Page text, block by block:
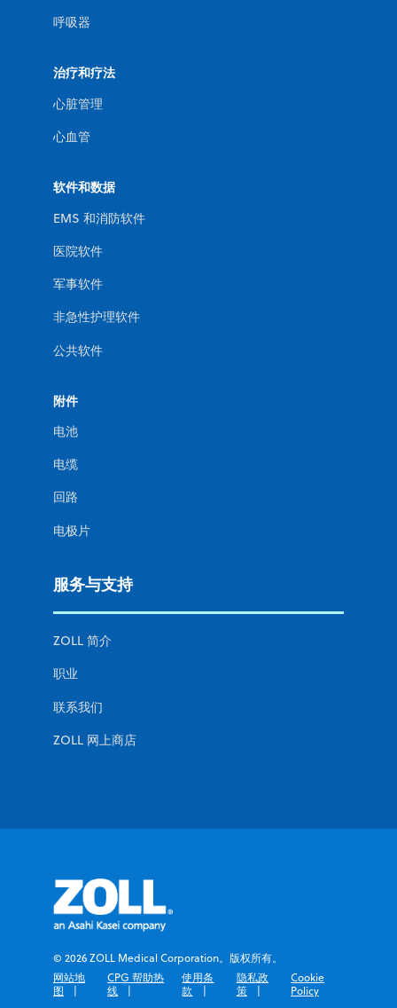
呼吸器
治疗和疗法
心脏管理
心血管
软件和数据
EMS 和消防软件
医院软件
军事软件
非急性护理软件
公共软件
附件
电池
电缆
回路
电极片
服务与支持
ZOLL 简介
职业
联系我们
ZOLL 网上商店
© 2026 ZOLL Medical Corporation。版权所有。
网站地
图
CPG 帮助热
线
使用条
款
隐私政
策
Cookie
Policy